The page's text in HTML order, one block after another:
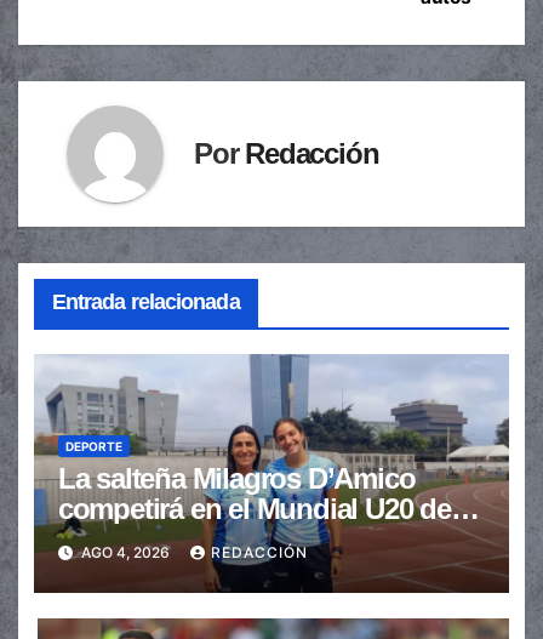
PorRedacción
Entrada relacionada
DEPORTE
La salteña Milagros D’Amico
competirá en el Mundial U20 de
Atletismo
AGO 4, 2026 REDACCIÓN